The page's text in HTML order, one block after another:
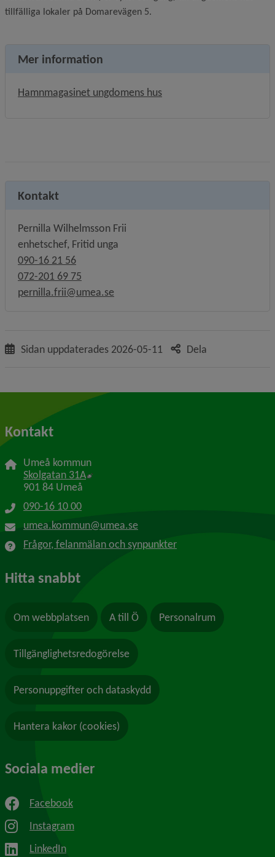
tillfälliga lokaler på Domarevägen 5.
Mer information
Hamnmagasinet ungdomens husLänk till annan
Kontakt
Pernilla Wilhelmsson Frii
enhetschef, Fritid unga
090-16 21 56
072-201 69 75
pernilla.frii@umea.se
Sidan uppdaterades 2026-05-11 Dela
Kontakt
Umeå kommun
Skolgatan 31A Länk till annan webbplats, öppnas i nytt
901 84 Umeå
090-16 10 00
umea.kommun@umea.se
Frågor, felanmälan och synpunkter
Hitta snabbt
Om webbplatsen A till Ö Personalrum
Tillgänglighetsredogörelse
Personuppgifter och dataskydd
Hantera kakor (cookies)
Sociala medier
Facebook
Instagram
LinkedIn